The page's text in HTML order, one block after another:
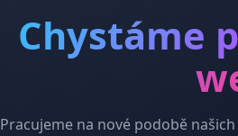
Chystáme
Pracujeme na nové podobě